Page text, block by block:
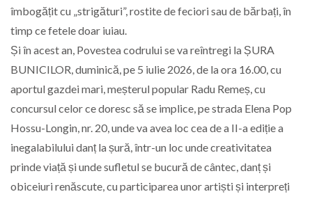
îmbogățit cu „strigături”, rostite de feciori sau de bărbați, în
timp ce fetele doar iuiau.
Și în acest an, Povestea codrului se va reîntregi la ȘURA
BUNICILOR, duminică, pe 5 iulie 2026, de la ora 16.00, cu
aportul gazdei mari, meșterul popular Radu Remeș, cu
concursul celor ce doresc să se implice, pe strada Elena Pop
Hossu-Longin, nr. 20, unde va avea loc cea de a II-a ediție a
inegalabilului danț la șură, într-un loc unde creativitatea
prinde viață și unde sufletul se bucură de cântec, danț și
obiceiuri renăscute, cu participarea unor artiști și interpreți